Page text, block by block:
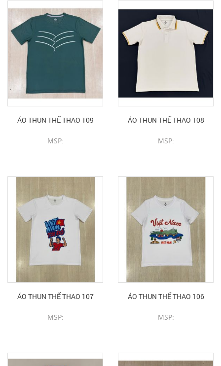
ÁO THUN THỂ THAO 109
MSP:
ÁO THUN THỂ THAO 108
MSP:
ÁO THUN THỂ THAO 107
MSP:
ÁO THUN THỂ THAO 106
MSP: